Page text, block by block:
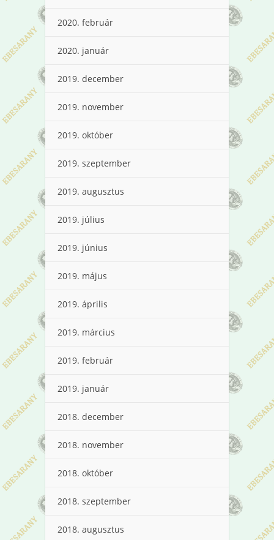
2020. február
2020. január
2019. december
2019. november
2019. október
2019. szeptember
2019. augusztus
2019. július
2019. június
2019. május
2019. április
2019. március
2019. február
2019. január
2018. december
2018. november
2018. október
2018. szeptember
2018. augusztus